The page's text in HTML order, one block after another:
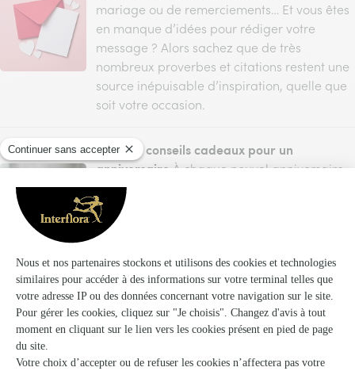
mariage ou de remerciements… Et vous êtes
en manque d’idées pour rédiger votre
message ? Alors sachez que de très
nombreux proverbes et citations restent une
source inépuisable d’inspiration, quelle que
soit votre occasion.
Idées et conseils cadeaux pour un
anniversaireÀ chaque nouvel anniversaire,
le choix du cadeau peut se transformer en
véritable casse-tête ! Voici quelques
précieux conseils pour vous permettre de
surprise tant espéré.
Idées de poèmes à imprimer pour la Fête
douces pour lui faire plaisir ce week-end.